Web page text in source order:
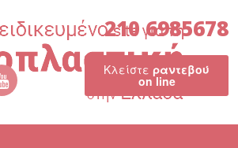
210 6985678
Κλείστε ραντεβού
on line